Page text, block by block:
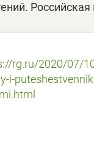
Российская
rg.ru/2020/07/
i-